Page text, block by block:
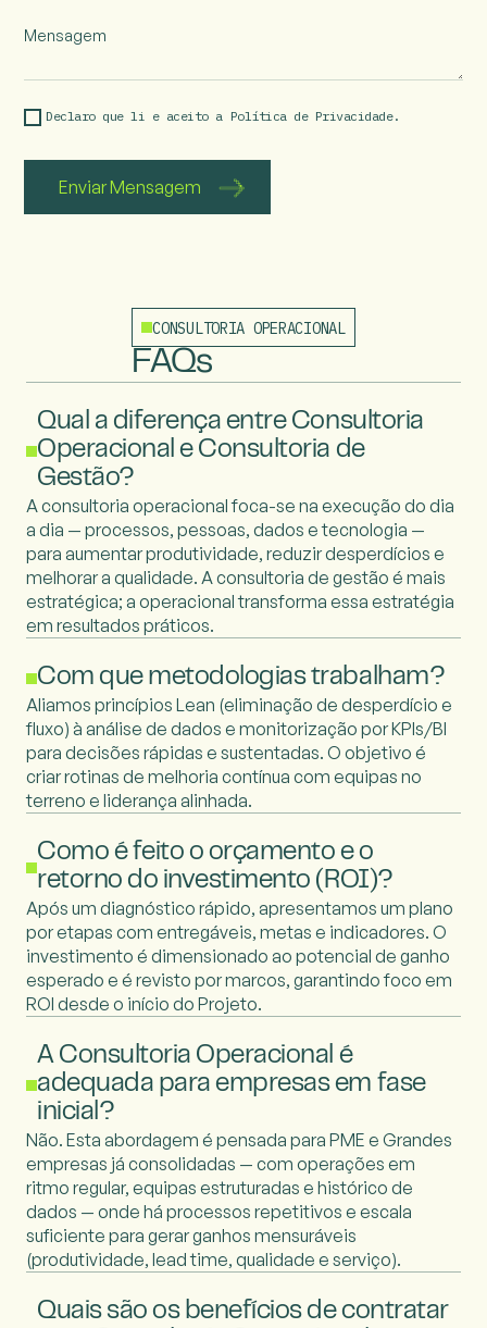
empresa
Declaro que li e aceito a Política de Privacidade.
CONSULTORIA OPERACIONAL
FAQs
Qual a diferença entre Consultoria
Operacional e Consultoria de
Gestão?
A consultoria operacional foca-se na execução do dia
a dia — processos, pessoas, dados e tecnologia —
para aumentar produtividade, reduzir desperdícios e
melhorar a qualidade. A consultoria de gestão é mais
estratégica; a operacional transforma essa estratégia
em resultados práticos.
Com que metodologias trabalham?
Aliamos princípios Lean (eliminação de desperdício e
fluxo) à análise de dados e monitorização por KPIs/BI
para decisões rápidas e sustentadas. O objetivo é
criar rotinas de melhoria contínua com equipas no
terreno e liderança alinhada.
Como é feito o orçamento e o
retorno do investimento (ROI)?
Após um diagnóstico rápido, apresentamos um plano
por etapas com entregáveis, metas e indicadores. O
investimento é dimensionado ao potencial de ganho
esperado e é revisto por marcos, garantindo foco em
ROI desde o início do Projeto.
A Consultoria Operacional é
adequada para empresas em fase
inicial?
Não. Esta abordagem é pensada para PME e Grandes
empresas já consolidadas — com operações em
ritmo regular, equipas estruturadas e histórico de
dados — onde há processos repetitivos e escala
suficiente para gerar ganhos mensuráveis
(produtividade, lead time, qualidade e serviço).
Quais são os benefícios de contratar